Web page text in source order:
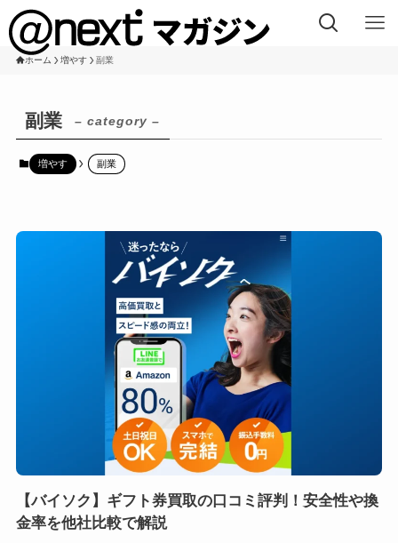
ホーム 増やす 副業
副業 – category –
増やす 副業
【バイソク】ギフト券買取の口コミ評判！安全性や換
金率を他社比較で解説